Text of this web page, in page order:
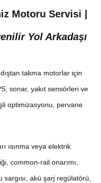
Motoru Servisi |
Yol Arkadaşı
takma motorlar için
sonar, yakıt sensörleri ve
optimizasyonu, pervane
ısınma veya elektrik
common-rail onarımı,
sargısı, akü şarj regülatörü,